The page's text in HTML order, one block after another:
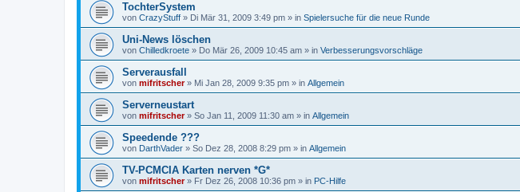
TochterSystem
von CrazyStuff » Di Mär 31, 2009 3:49 pm » in Spielersuche für die neue Runde
Uni-News löschen
von Chilledkroete » Do Mär 26, 2009 10:45 am » in Verbesserungsvorschläge
Serverausfall
von mifritscher» Mi Jan 28, 2009 9:35 pm » in Allgemein
Serverneustart
von mifritscher» So Jan 11, 2009 11:30 am » in Allgemein
Speedende ???
von DarthVader » So Dez 28, 2008 8:29 pm » in Allgemein
TV-PCMCIA Karten nerven *G*
von mifritscher» Fr Dez 26, 2008 10:36 pm » in PC-Hilfe